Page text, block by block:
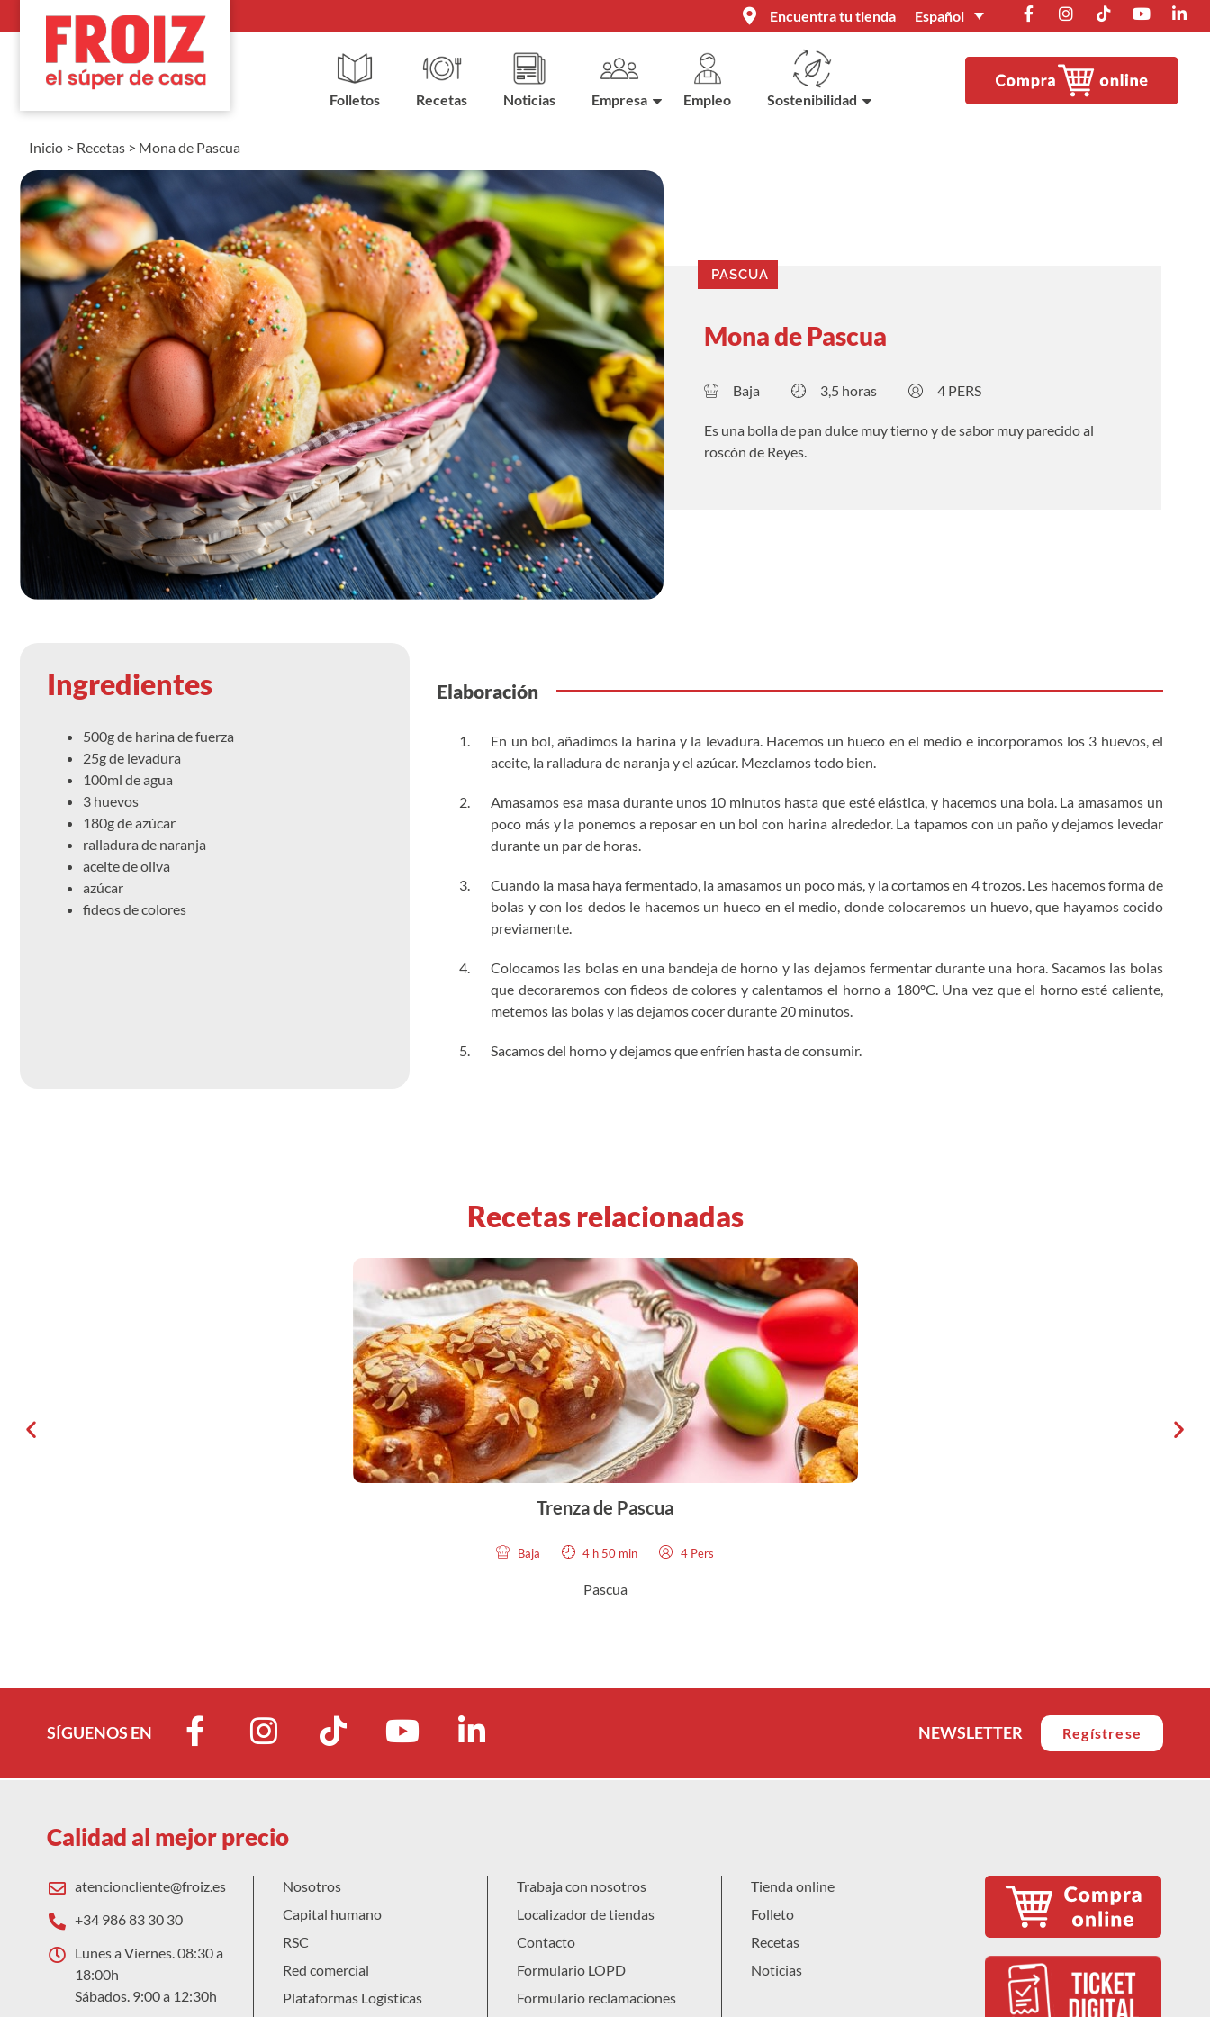
Encuentra tu tienda Español
Folletos Recetas Noticias Empresa Empleo Sostenibilidad
Inicio > Recetas > Mona de Pascua
PASCUA
Mona de Pascua
Baja 3,5 horas 4 PERS
Es una bolla de pan dulce muy tierno y de sabor muy parecido al
roscón de Reyes.
Ingredientes
500g de harina de fuerza
25g de levadura
100ml de agua
3 huevos
180g de azúcar
ralladura de naranja
aceite de oliva
azúcar
fideos de colores
Elaboración
En un bol, añadimos la harina y la levadura. Hacemos un hueco en el medio e incorporamos los 3 huevos, el
aceite, la ralladura de naranja y el azúcar. Mezclamos todo bien.
Amasamos esa masa durante unos 10 minutos hasta que esté elástica, y hacemos una bola. La amasamos un
poco más y la ponemos a reposar en un bol con harina alrededor. La tapamos con un paño y dejamos levedar
durante un par de horas.
Cuando la masa haya fermentado, la amasamos un poco más, y la cortamos en 4 trozos. Les hacemos forma de
bolas y con los dedos le hacemos un hueco en el medio, donde colocaremos un huevo, que hayamos cocido
previamente.
Colocamos las bolas en una bandeja de horno y las dejamos fermentar durante una hora. Sacamos las bolas
que decoraremos con fideos de colores y calentamos el horno a 180ºC. Una vez que el horno esté caliente,
metemos las bolas y las dejamos cocer durante 20 minutos.
Sacamos del horno y dejamos que enfríen hasta de consumir.
Recetas relacionadas
Trenza de Pascua
Baja 4 h 50 min 4 Pers
Pascua
SÍGUENOS EN NEWSLETTER Regístrese
Calidad al mejor precio
atencioncliente@froiz.es
+34 986 83 30 30
Lunes a Viernes. 08:30 a
18:00h
Sábados. 9:00 a 12:30h
Nosotros
Capital humano
RSC
Red comercial
Plataformas Logísticas
Trabaja con nosotros
Localizador de tiendas
Contacto
Formulario LOPD
Formulario reclamaciones
Tienda online
Folleto
Recetas
Noticias